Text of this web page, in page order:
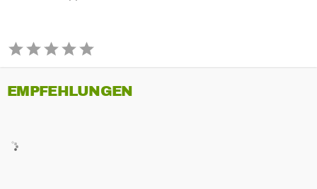
EMPFEHLUNGEN